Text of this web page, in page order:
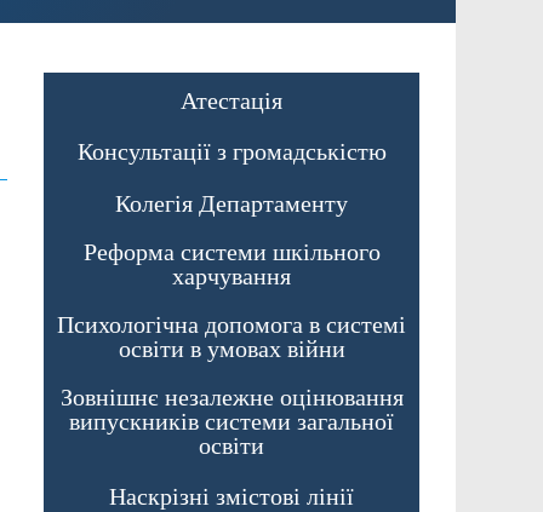
Атестація
Консультації з громадськістю
Колегія Департаменту
Реформа системи шкільного
харчування
Психологічна допомога в системі
освіти в умовах війни
Зовнішнє незалежне оцінювання
випускників системи загальної
освіти
Наскрізні змістові лінії